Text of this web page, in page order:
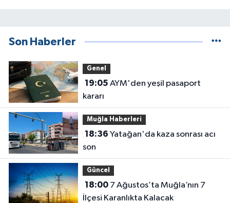
Son Haberler
Genel
19:05
kararı
Muğla Haberleri
18:36
son
Güncel
18:007 Ağustos’ta Muğla’nın 7
İlçesi Karanlıkta Kalacak